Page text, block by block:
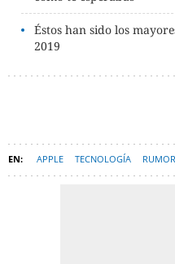
Éstos han sido los
2019
APPLE TECNOLOGÍA